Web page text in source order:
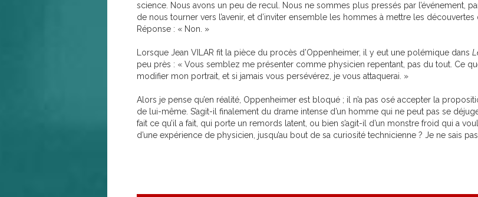
science. Nous avons un peu de recul. Nous ne sommes plus pressés par l’événement,
de nous tourner vers l’avenir, et d’inviter ensemble les hommes à mettre les
Réponse : « Non. »
Lorsque Jean VILAR fit la pièce du procès d’Oppenheimer, il y eut une polémique dans
peu près : « Vous semblez me présenter comme physicien repentant, pas du tout. Ce
modifier mon portrait, et si jamais vous persévérez, je vous attaquerai. »
Alors je pense qu’en réalité, Oppenheimer est bloqué ; il n’a pas osé accepter la
de lui-même. S’agit-il finalement du drame intense d’un homme qui ne peut pas se
fait ce qu’il a fait, qui porte un remords latent, ou bien s’agit-il d’un monstre froid qui a
d’une expérience de physicien, jusqu’au bout de sa curiosité technicienne ? Je ne sais